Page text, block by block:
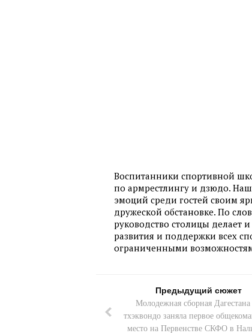
Воспитанники спортивной
по армрестлингу и дзюдо.
эмоций среди гостей своим
дружеской обстановке. По
руководство столицы делает
развития и поддержки всех
ограниченными
Предыдущий сюжет
Молодежная сборная
тхэквондо заняла первое
место на Первенстве СКФО в